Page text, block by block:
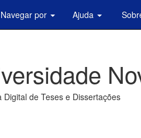
Navegar por Ajuda
Digital de Teses e Dissertações